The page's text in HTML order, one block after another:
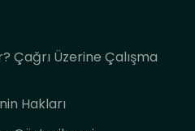
Çağrı Üzerine Çalışma
Hakları